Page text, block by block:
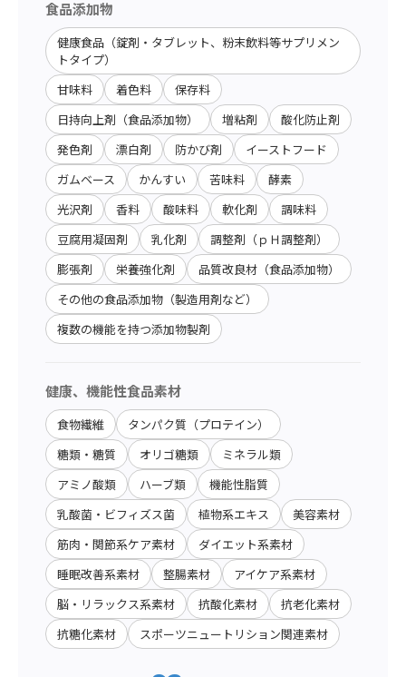
食品添加物
健康食品（錠剤・タブレット、粉末飲料等サプリメン
トタイプ）
甘味料 着色料 保存料
日持向上剤（食品添加物） 増粘剤 酸化防止剤
発色剤 漂白剤 防かび剤 イーストフード
ガムベース かんすい 苦味料 酵素
光沢剤 香料 酸味料 軟化剤 調味料
豆腐用凝固剤 乳化剤 調整剤（ｐＨ調整剤）
膨張剤 栄養強化剤 品質改良材（食品添加物）
その他の食品添加物（製造用剤など）
複数の機能を持つ添加物製剤
健康、機能性食品素材
食物繊維 タンパク質（プロテイン）
糖類・糖質 オリゴ糖類 ミネラル類
アミノ酸類 ハーブ類 機能性脂質
乳酸菌・ビフィズス菌 植物系エキス 美容素材
筋肉・関節系ケア素材 ダイエット系素材
睡眠改善系素材 整腸素材 アイケア系素材
脳・リラックス系素材 抗酸化素材 抗老化素材
抗糖化素材 スポーツニュートリション関連素材